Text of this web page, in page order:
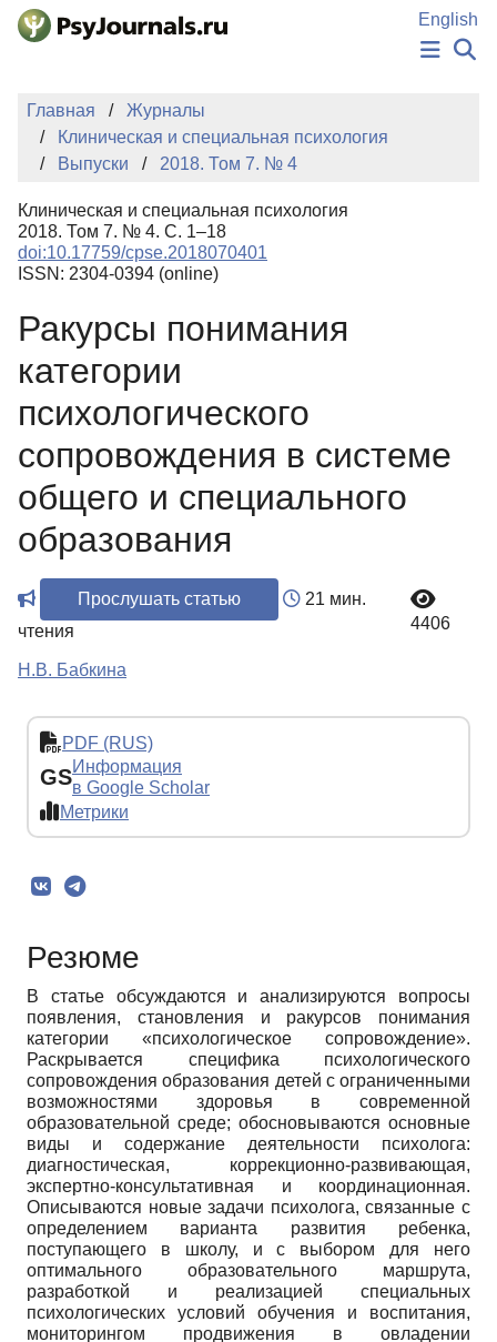
Перейти к основному содержанию
English
НОВОСТИ
АВТОРЫ
КЛЮЧЕВЫЕ СЛОВА
Регистрация
Главная
Журналы
Клиническая и специальная психология
Выпуски
2018. Том 7. № 4
Клиническая и специальная психология
2018. Том 7. № 4. С. 1–18
doi:10.17759/cpse.2018070401
ISSN: 2304-0394 (online)
Ракурсы понимания
категории
психологического
сопровождения в системе
общего и специального
образования
Прослушать статью
21 мин.
чтения
4406
Н.В. Бабкина
PDF (RUS)
GSИнформация
в Google Scholar
Метрики
Резюме
В статье обсуждаются и анализируются вопросы
появления, становления и ракурсов понимания
категории «психологическое сопровождение».
Раскрывается специфика психологического
сопровождения образования детей с ограниченными
возможностями здоровья в современной
образовательной среде; обосновываются основные
виды и содержание деятельности психолога:
диагностическая, коррекционно-развивающая,
экспертно-консультативная и координационная.
Описываются новые задачи психолога, связанные с
определением варианта развития ребенка,
поступающего в школу, и с выбором для него
оптимального образовательного маршрута,
разработкой и реализацией специальных
психологических условий обучения и воспитания,
мониторингом продвижения в овладении